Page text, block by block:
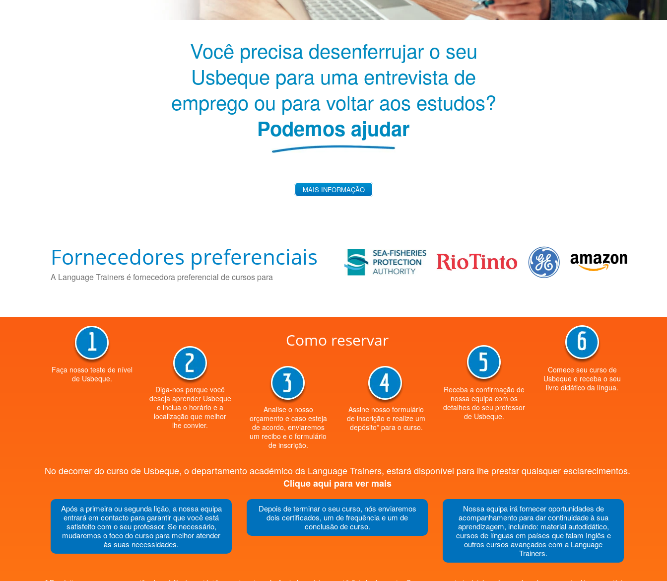
Você precisa desenferrujar o seu
Usbeque para uma entrevista de
emprego ou para voltar aos estudos?
Podemos ajudar
MAIS INFORMAÇÃO
Fornecedores preferenciais
A Language Trainers é fornecedora preferencial de cursos para
Como reservar
Faça nosso teste de nível
de Usbeque.
Diga-nos porque você
deseja aprender Usbeque
e inclua o horário e a
localização que melhor
lhe convier.
Analise o nosso
orçamento e caso esteja
de acordo, enviaremos
um recibo e o formulário
de inscrição.
Assine nosso formulário
de inscrição e realize um
depósito* para o curso.
Receba a confirmação de
nossa equipa com os
detalhes do seu professor
de Usbeque.
Comece seu curso de
Usbeque e receba o seu
livro didático da língua.
No decorrer do curso de Usbeque, o departamento académico da Language Trainers, estará disponível para lhe prestar quaisquer esclarecimentos.
Clique aqui para ver mais
Após a primeira ou segunda lição, a nossa equipa
entrará em contacto para garantir que você está
satisfeito com o seu professor. Se necessário,
mudaremos o foco do curso para melhor atender
às suas necessidades.
Depois de terminar o seu curso, nós enviaremos
dois certificados, um de frequência e um de
conclusão de curso.
Nossa equipa irá fornecer oportunidades de
acompanhamento para dar continuidade à sua
aprendizagem, incluindo: material autodidático,
cursos de línguas em países que falam Inglês e
outros cursos avançados com a Language
Trainers.